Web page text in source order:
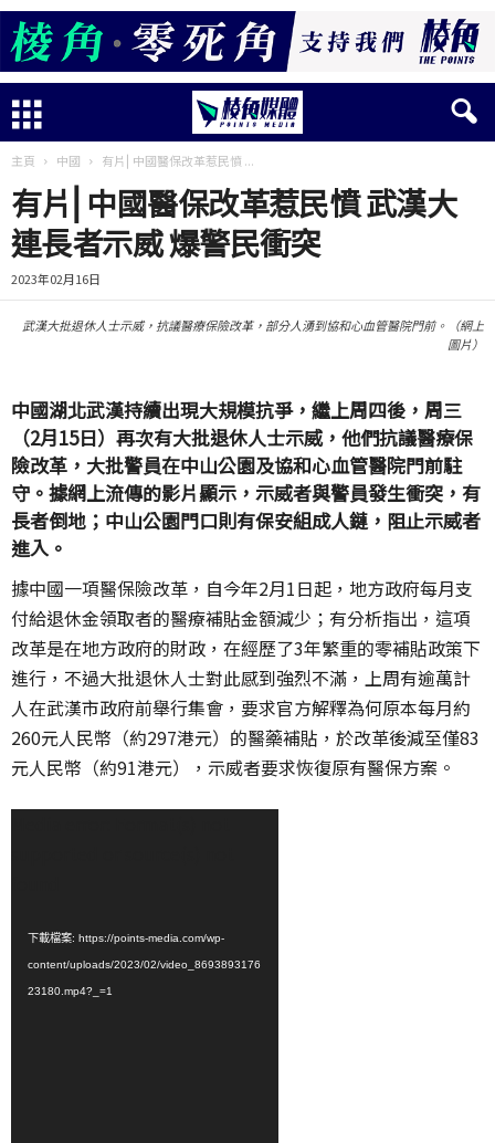
主頁 中國 有片⎜中國醫保改革惹民憤 ...
有片⎜中國醫保改革惹民憤 武漢大
連長者示威 爆警民衝突
2023年02月16日
武漢大批退休人士示威，抗議醫療保險改革，部分人湧到協和心血管醫院門前。（網上
圖片）
中國湖北武漢持續出現大規模抗爭，繼上周四後，周三
（2月15日）再次有大批退休人士示威，他們抗議醫療保
險改革，大批警員在中山公園及協和心血管醫院門前駐
守。據網上流傳的影片顯示，示威者與警員發生衝突，有
長者倒地；中山公園門口則有保安組成人鏈，阻止示威者
進入。
據中國一項醫保險改革，自今年2月1日起，地方政府每月支
付給退休金領取者的醫療補貼金額減少；有分析指出，這項
改革是在地方政府的財政，在經歷了3年繁重的零補貼政策下
進行，不過大批退休人士對此感到強烈不滿，上周有逾萬計
人在武漢市政府前舉行集會，要求官方解釋為何原本每月約
260元人民幣（約297港元）的醫藥補貼，於改革後減至僅83
元人民幣（約91港元），示威者要求恢復原有醫保方案。
下載檔案: https://points-media.com/wp-
content/uploads/2023/02/video_8693893176
23180.mp4?_=1